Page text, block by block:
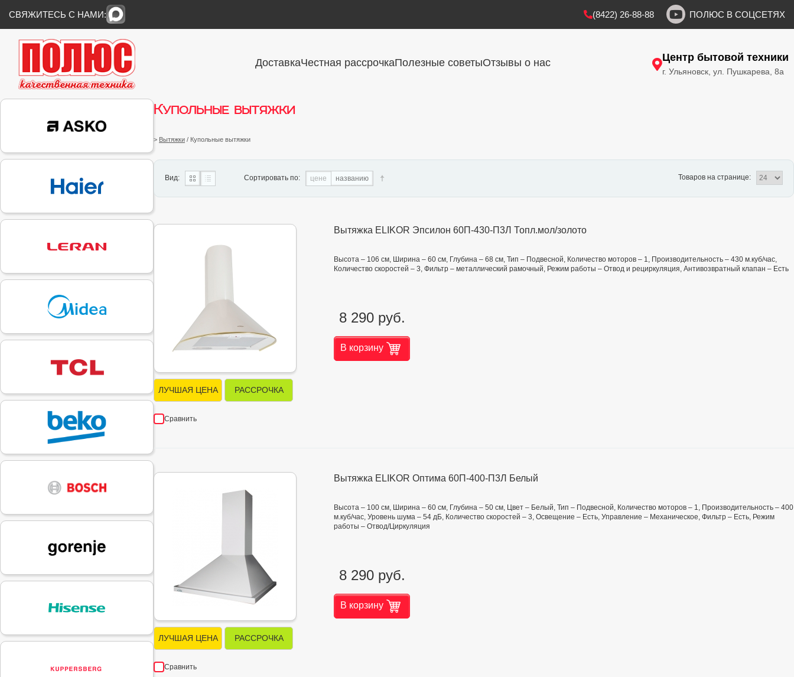
СВЯЖИТЕСЬ С НАМИ: (8422) 26-88-88 ПОЛЮС В СОЦСЕТЯХ
ДоставкаЧестная рассрочкаПолезные советыОтзывы о нас Центр бытовой техники
г. Ульяновск, ул. Пушкарева, 8а
Купольные вытяжки
> Вытяжки / Купольные вытяжки
Вид: Сортировать по: цене названию Товаров на странице:
ЛУЧШАЯ ЦЕНА РАССРОЧКА
Сравнить
Вытяжка ELIKOR Эпсилон 60П-430-П3Л Топл.мол/золото
Высота – 106 см, Ширина – 60 см, Глубина – 68 см, Тип – Подвесной, Количество моторов – 1, Производительность – 430 м.куб/час,
Количество скоростей – 3, Фильтр – металлический рамочный, Режим работы – Отвод и рециркуляция, Антивозвратный клапан – Есть
8 290 руб.
В корзину
ЛУЧШАЯ ЦЕНА РАССРОЧКА
Сравнить
Вытяжка ELIKOR Оптима 60П-400-П3Л Белый
Высота – 100 см, Ширина – 60 см, Глубина – 50 см, Цвет – Белый, Тип – Подвесной, Количество моторов – 1, Производительность – 400
м.куб/час, Уровень шума – 54 дБ, Количество скоростей – 3, Освещение – Есть, Управление – Механическое, Фильтр – Есть, Режим
работы – Отвод/Циркуляция
8 290 руб.
В корзину